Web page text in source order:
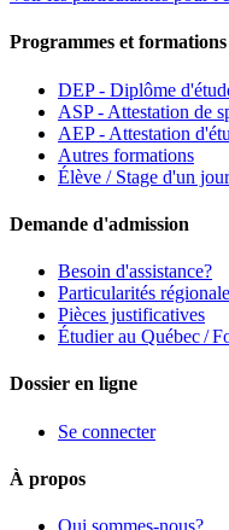
Programmes et formations
DEP - Diplôme
ASP - Attestation de
AEP - Attestation
Autres formations
Élève / Stage d'un jour
Demande d'admission
Besoin d'assistance?
Particularités
Pièces justificatives
Étudier au Québec /
Dossier en ligne
Se connecter
À propos